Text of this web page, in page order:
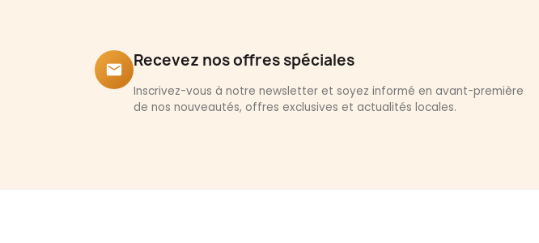
email Recevez nos offres spéciales
Inscrivez-vous à notre newsletter et soyez informé en avant-première
de nos nouveautés, offres exclusives et actualités locales.